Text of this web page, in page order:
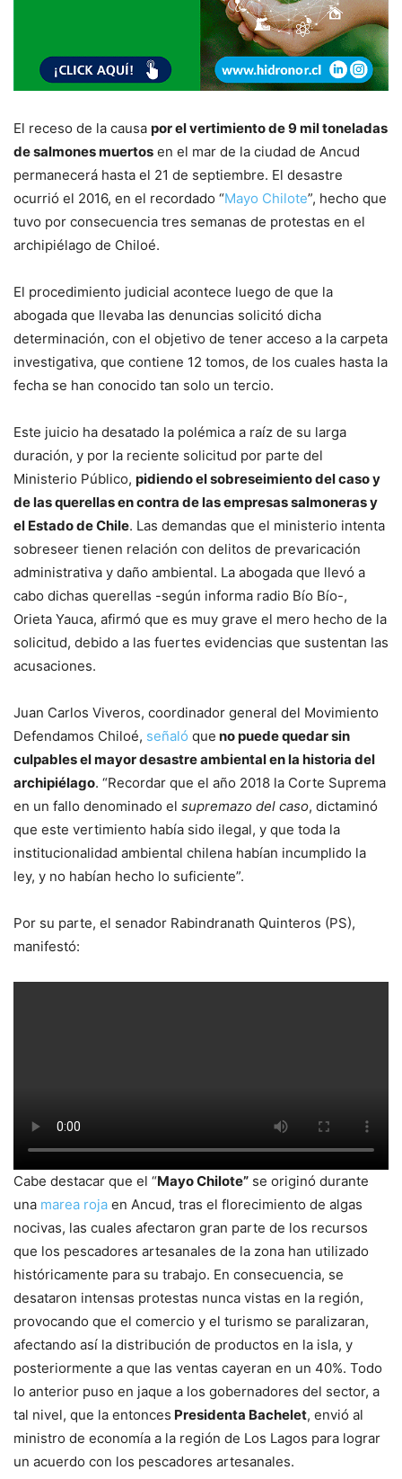
El receso de la causa por el vertimiento de 9 mil toneladas
de salmones muertos en el mar de la ciudad de Ancud
permanecerá hasta el 21 de septiembre. El desastre
ocurrió el 2016, en el recordado “Mayo Chilote”, hecho que
tuvo por consecuencia tres semanas de protestas en el
archipiélago de Chiloé.
El procedimiento judicial acontece luego de que la
abogada que llevaba las denuncias solicitó dicha
determinación, con el objetivo de tener acceso a la carpeta
investigativa, que contiene 12 tomos, de los cuales hasta la
fecha se han conocido tan solo un tercio.
Este juicio ha desatado la polémica a raíz de su larga
duración, y por la reciente solicitud por parte del
Ministerio Público, pidiendo el sobreseimiento del caso y
de las querellas en contra de las empresas salmoneras y
el Estado de Chile. Las demandas que el ministerio intenta
sobreseer tienen relación con delitos de prevaricación
administrativa y daño ambiental. La abogada que llevó a
cabo dichas querellas -según informa radio Bío Bío-,
Orieta Yauca, afirmó que es muy grave el mero hecho de la
solicitud, debido a las fuertes evidencias que sustentan las
acusaciones.
Juan Carlos Viveros, coordinador general del Movimiento
Defendamos Chiloé, señaló que no puede quedar sin
culpables el mayor desastre ambiental en la historia del
archipiélago. “Recordar que el año 2018 la Corte Suprema
en un fallo denominado el supremazo del caso, dictaminó
que este vertimiento había sido ilegal, y que toda la
institucionalidad ambiental chilena habían incumplido la
ley, y no habían hecho lo suficiente”.
Por su parte, el senador Rabindranath Quinteros (PS),
manifestó:
Cabe destacar que el “Mayo Chilote” se originó durante
una marea roja en Ancud, tras el florecimiento de algas
nocivas, las cuales afectaron gran parte de los recursos
que los pescadores artesanales de la zona han utilizado
históricamente para su trabajo. En consecuencia, se
desataron intensas protestas nunca vistas en la región,
provocando que el comercio y el turismo se paralizaran,
afectando así la distribución de productos en la isla, y
posteriormente a que las ventas cayeran en un 40%. Todo
lo anterior puso en jaque a los gobernadores del sector, a
tal nivel, que la entonces Presidenta Bachelet, envió al
ministro de economía a la región de Los Lagos para lograr
un acuerdo con los pescadores artesanales.